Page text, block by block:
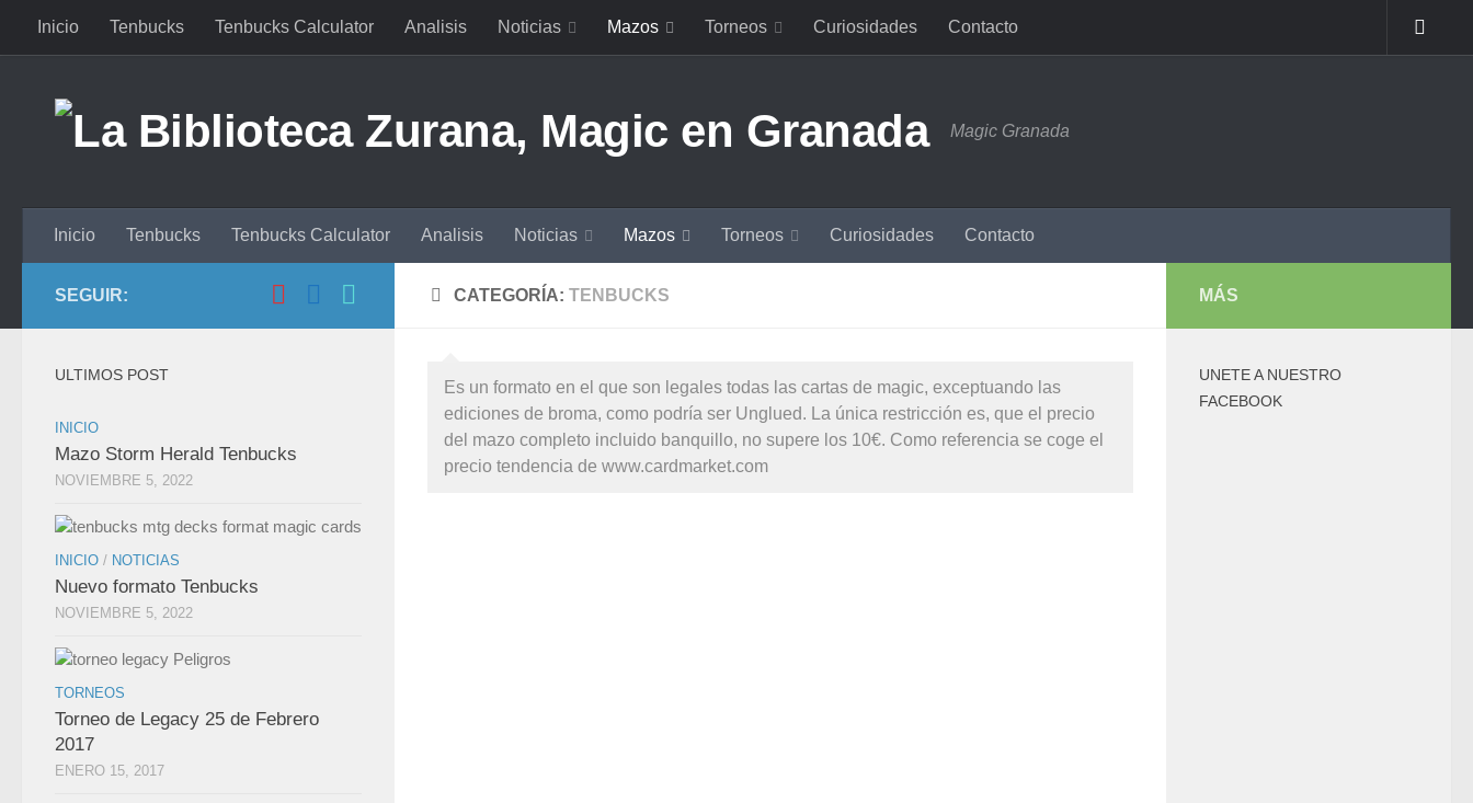
Saltar al contenido
Inicio Tenbucks Tenbucks Calculator Analisis Noticias Mazos Torneos Curiosidades Contacto
Magic Granada
Inicio Tenbucks Tenbucks Calculator Analisis Noticias Mazos Torneos Curiosidades Contacto
CATEGORÍA: TENBUCKS
Es un formato en el que son legales todas las cartas de magic, exceptuando las
ediciones de broma, como podría ser Unglued. La única restricción es, que el precio
del mazo completo incluido banquillo, no supere los 10€. Como referencia se coge el
precio tendencia de www.cardmarket.com
SEGUIR:
ULTIMOS POST
INICIO
Mazo Storm Herald Tenbucks
NOVIEMBRE 5, 2022
INICIO / NOTICIAS
Nuevo formato Tenbucks
NOVIEMBRE 5, 2022
TORNEOS
Torneo de Legacy 25 de Febrero
2017
ENERO 15, 2017
MÁS
UNETE A NUESTRO
FACEBOOK